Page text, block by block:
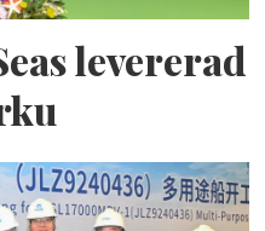
levererad